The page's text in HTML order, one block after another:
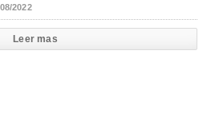
2022
Leer mas